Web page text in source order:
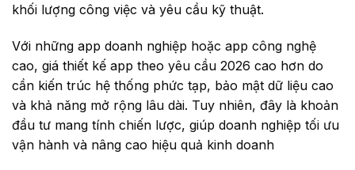
khối lượng công việc và yêu cầu kỹ thuật.
Với những app doanh nghiệp hoặc app công nghệ
cao, giá thiết kế app theo yêu cầu 2026 cao hơn do
cần kiến trúc hệ thống phức tạp, bảo mật dữ liệu cao
và khả năng mở rộng lâu dài. Tuy nhiên, đây là khoản
đầu tư mang tính chiến lược, giúp doanh nghiệp tối ưu
vận hành và nâng cao hiệu quả kinh doanh